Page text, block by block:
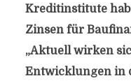
Kreditinstitute
Zinsen für
„Aktuell wirken
Entwicklungen in